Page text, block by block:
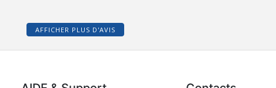
AFFICHER PLUS D'AVIS